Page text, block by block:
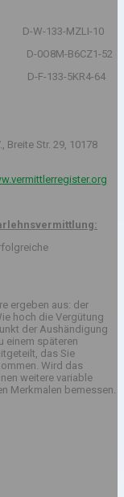
W-133-MZLI-10
0O8M-B6CZ1-52
F-133-5KR4-64
Breite Str. 29, 10178
ergeben aus: der
hoch die Vergütung
der Aushändigung
einem späteren
das Sie
Wird das
weitere variable
Merkmalen bemessen.